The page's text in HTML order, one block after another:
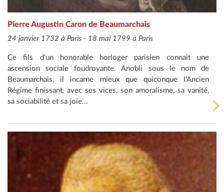
Pierre Augustin Caron de Beaumarchais
24 janvier 1732 à Paris - 18 mai 1799 à Paris
Ce fils d'un honorable horloger parisien connaît une
ascension sociale foudroyante. Anobli sous le nom de
Beaumarchais, il incarne mieux que quiconque l'Ancien
Régime finissant, avec ses vices, son amoralisme, sa vanité,
sa sociabilité et sa joie...